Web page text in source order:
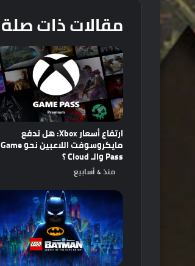
مقالات ذات صلة
ارتفاع أسعار Xbox: هل تدفع
مايكروسوفت اللاعبين نحو Game
Pass والـ Cloud ؟
منذ 4 أسابيع